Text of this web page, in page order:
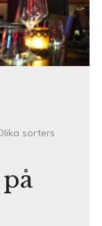
sorters